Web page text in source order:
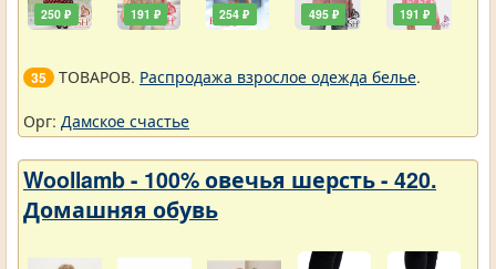
250 ₽ 191 ₽ 254 ₽ 495 ₽ 191 ₽
35 ТОВАРОВ. Распродажа взрослое одежда белье.
Орг: Дамское счастье
Woollamb - 100% овечья шерсть - 420.
Домашняя обувь